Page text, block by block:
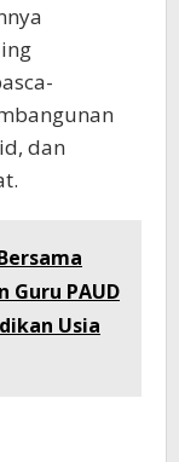
dan
Guru PAUD
Usia